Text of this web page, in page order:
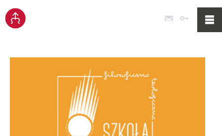
Poczta